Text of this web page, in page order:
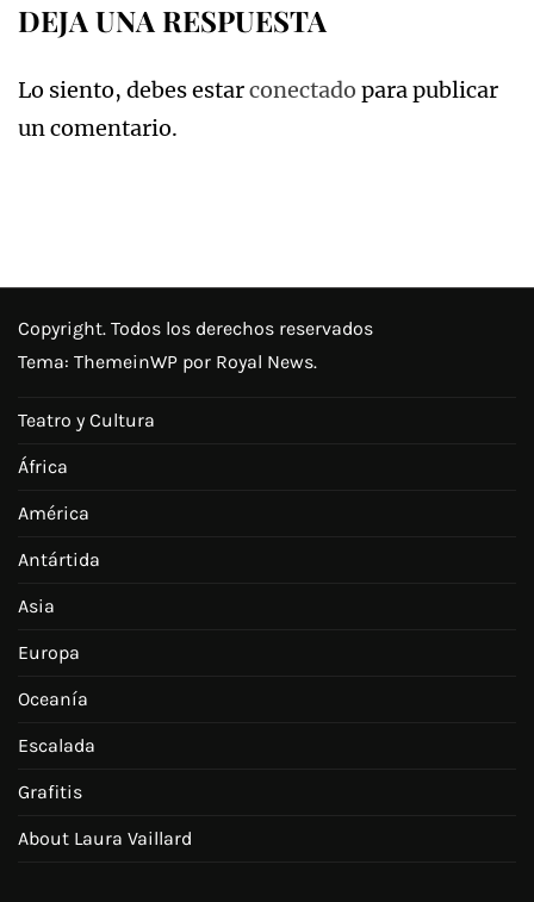
DEJA UNA RESPUESTA
Lo siento, debes estarconectado para publicar
un comentario.
Copyright. Todos los derechos reservados
Tema: ThemeinWP por Royal News.
Teatro y Cultura
África
América
Antártida
Asia
Europa
Oceanía
Escalada
Grafitis
About Laura Vaillard